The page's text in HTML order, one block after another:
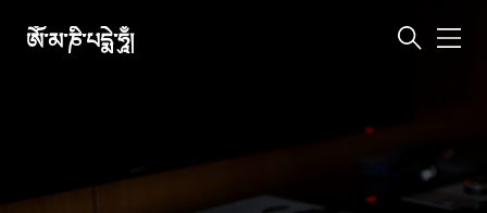
ཨོཾ་མ་ཎི་པདྨེ་ཧཱུྃ། 메